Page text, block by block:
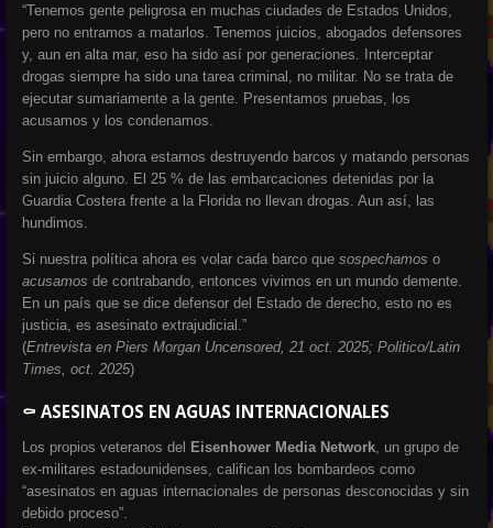
“Tenemos gente peligrosa en muchas ciudades de Estados Unidos,
pero no entramos a matarlos. Tenemos juicios, abogados defensores
y, aun en alta mar, eso ha sido así por generaciones. Interceptar
drogas siempre ha sido una tarea criminal, no militar. No se trata de
ejecutar sumariamente a la gente. Presentamos pruebas, los
acusamos y los condenamos.
Sin embargo, ahora estamos destruyendo barcos y matando personas
sin juicio alguno. El 25 % de las embarcaciones detenidas por la
Guardia Costera frente a la Florida no llevan drogas. Aun así, las
hundimos.
Si nuestra política ahora es volar cada barco que sospechamos o
acusamos de contrabando, entonces vivimos en un mundo demente.
En un país que se dice defensor del Estado de derecho, esto no es
justicia, es asesinato extrajudicial.”
(Entrevista en Piers Morgan Uncensored, 21 oct. 2025; Politico/Latin
Times, oct. 2025)
⚰️ ASESINATOS EN AGUAS INTERNACIONALES
Los propios veteranos del Eisenhower Media Network, un grupo de
ex-militares estadounidenses, califican los bombardeos como
“asesinatos en aguas internacionales de personas desconocidas y sin
debido proceso”.